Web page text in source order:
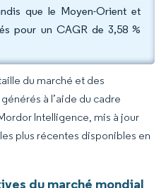
que le Moyen-Orient et
pour un CAGR de 3,58 %
du marché et des
à l’aide du cadre
Intelligence, mis à jour
plus récentes disponibles en
du marché mondial